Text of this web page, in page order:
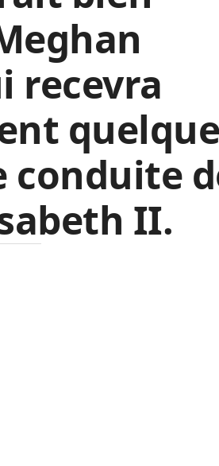
recevra
conduite
II.